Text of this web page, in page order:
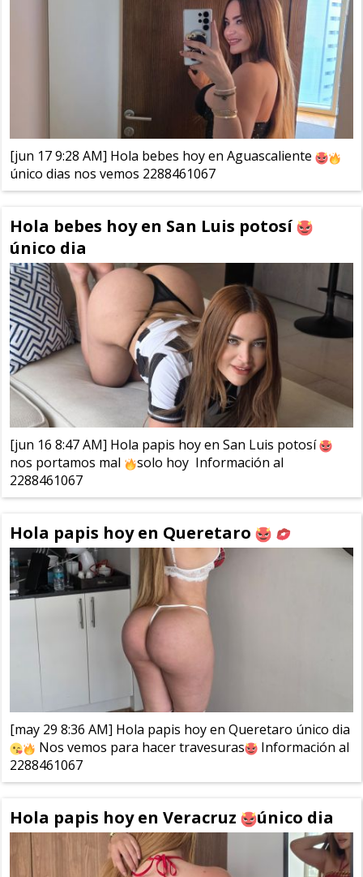
[jun 17 9:28 AM] Hola bebes hoy en Aguascaliente
único dias nos vemos 2288461067
Hola bebes hoy en San Luis potosí
único dia
[jun 16 8:47 AM] Hola papis hoy en San Luis potosí
nos portamos mal
solo hoy Información al
2288461067
Hola papis hoy en Queretaro
[may 29 8:36 AM] Hola papis hoy en Queretaro único dia
Nos vemos para hacer travesuras
Información al
2288461067
Hola papis hoy en Veracruz único dia